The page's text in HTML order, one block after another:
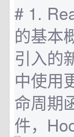
# 1.
的基本
引入的
中使用
命周期
件，